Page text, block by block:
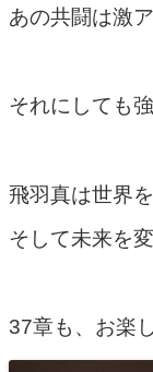
あの共闘は激
それにしても
飛羽真は世界
そして未来を